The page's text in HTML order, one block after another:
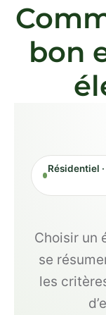
bon
Résidentiel
Choisir un
se
les